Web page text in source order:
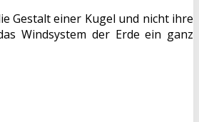
Gestalt einer Kugel und nicht ihre
Windsystem der Erde ein ganz